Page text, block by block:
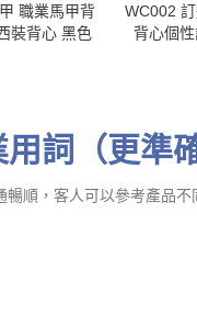
職業馬甲背
裝背心 黑色
WC002
背心個
詞（更準
暢順，客人可以參考產品不